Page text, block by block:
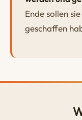
Ende sollen
geschaffen